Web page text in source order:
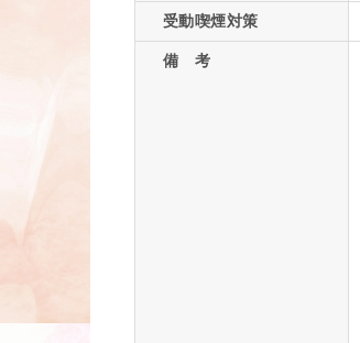
受動喫煙対策
備 考